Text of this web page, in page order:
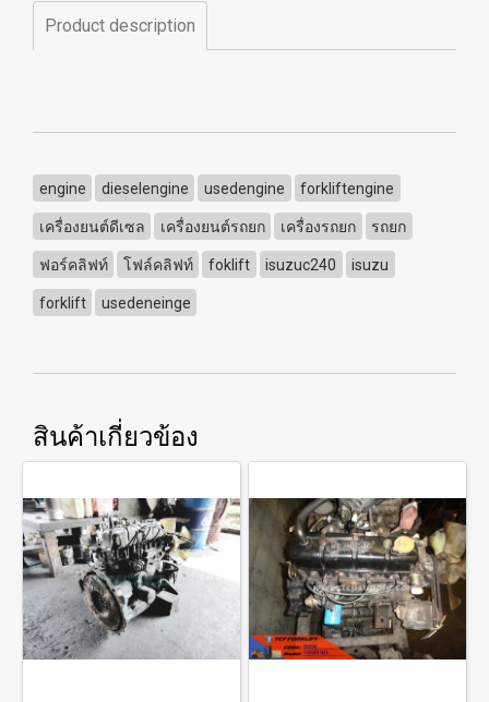
Product description
engine dieselengine usedengine forkliftengine
เครื่องยนต์ดีเซล เครื่องยนต์รถยก เครื่องรถยก รถยก
ฟอร์คลิฟท์ โฟล์คลิฟท์ foklift isuzuc240 isuzu
forklift usedeneinge
สินค้าเกี่ยวข้อง